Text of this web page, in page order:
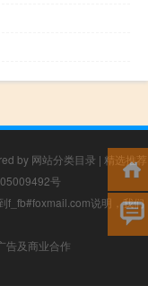
by 网站分类目录 | 精选推荐
号
f_fb#foxmail.com说明，我们
告及商业合作